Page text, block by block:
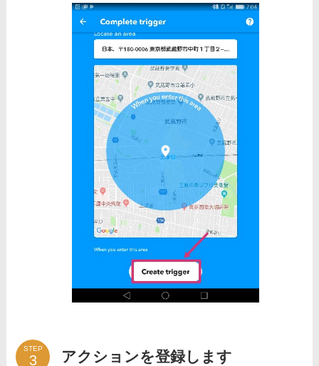
STEP アクションを登録します